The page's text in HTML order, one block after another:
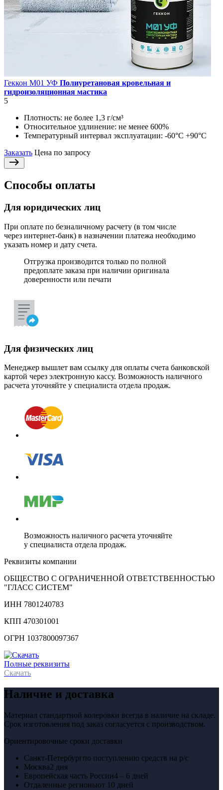
Геккон М01 УФ Полиуретановая кровельная и
гидроизоляционная мастика
5
Плотность: не более 1,3 г/см³
Относительное удлинение: не менее 600%
Температурный интервал эксплуатации: -60°С +90°С
Заказать Цена по запросу
Способы оплаты
Для юридических лиц
При оплате по безналичному расчету (в том числе
через интернет-банк) в назначении платежа необходимо
указать номер и дату счета.
Отгрузка производится только по полной
предоплате заказа при наличии оригинала
доверенности или печати
Для физических лиц
Менеджер вышлет вам ссылку для оплаты счета банковской
картой через электронную кассу. Возможность наличного
расчета уточняйте у специалиста отдела продаж.
Возможность наличного расчета уточняйте
у специалиста отдела продаж.
Реквизиты компании
ОБЩЕСТВО С ОГРАНИЧЕННОЙ ОТВЕТСТВЕННОСТЬЮ
"ГЛАСС СИСТЕМ"
ИНН 7801240783
КПП 470301001
ОГРН 1037800097367
Полные реквизиты
Скачать
Наличие и доставка
Материал стандартной колеровки всегда в наличие на складе.
Срок изготовления под заказ согласуется с производством.
Ориентировочные сроки доставки
Санкт-Петербургпо поступлению средств на р/с
Москва2 дня
Европейская часть России4 – 6 дней
Отдаленные регионыот 10 дней